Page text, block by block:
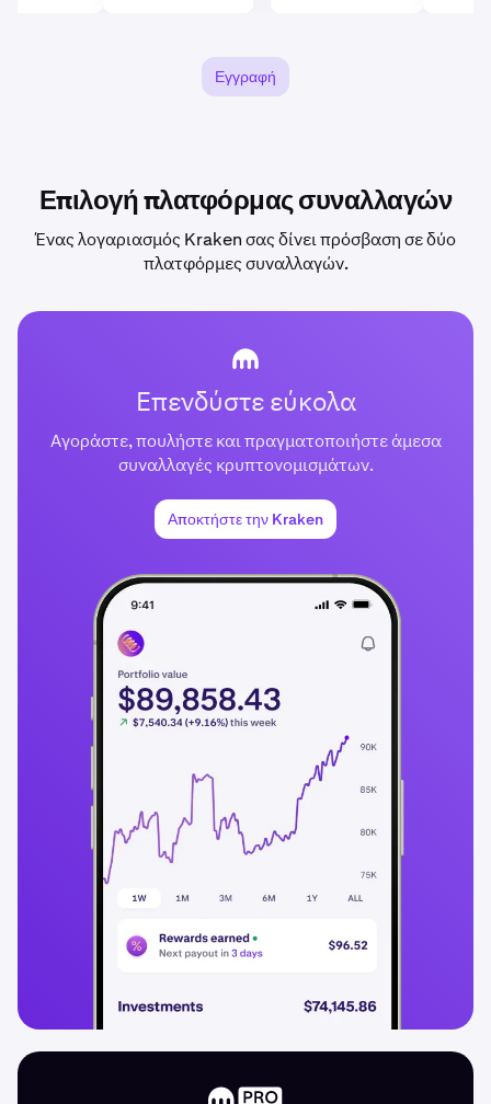
Εγγραφή
Επιλογή πλατφόρμας συναλλαγών
Ένας λογαριασμός Kraken σας δίνει πρόσβαση σε δύο
πλατφόρμες συναλλαγών.
Επενδύστε εύκολα
Αγοράστε, πουλήστε και πραγματοποιήστε άμεσα
συναλλαγές κρυπτονομισμάτων.
Αποκτήστε την Kraken